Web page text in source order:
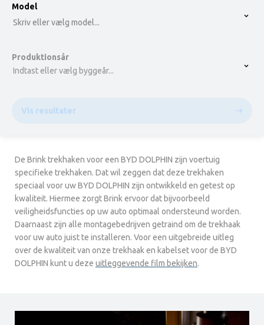
option , selected.
Model
Skriv eller vælg model...
Produktionsår
Indtast eller vælg byggeår...
Vis resultater
De Brink trekhaken voor een BYD DOLPHIN zijn voertuig
specifieke trekhaken. Dat wil zeggen dat deze trekhaken
speciaal voor uw BYD DOLPHIN zijn ontwikkeld en getest op
kwaliteit. Hiermee zorgt Brink ervoor dat bijvoorbeeld
veiligheidsfuncties op uw auto optimaal ondersteund worden.
Daarnaast zijn alle montagebedrijven getraind om de trekhaak
voor uw auto juist te installeren. Voor een uitgebreide uitleg
over de kwaliteit van onze trekhaak en kabelset voor de BYD
DOLPHIN kunt u deze uitleggevende film bekijken.